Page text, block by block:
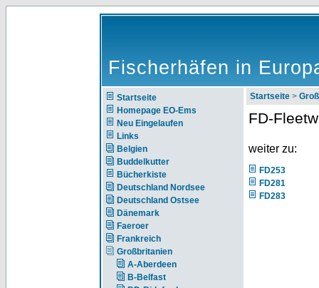
Fischerhäfen in
Startseite
Homepage EO-Ems
Neu Eingelaufen
Links
Belgien
Buddelkutter
Bücherkiste
Deutschland Nordsee
Deutschland Ostsee
Dänemark
Faeroer
Frankreich
Großbritanien
A-Aberdeen
B-Belfast
Startseite >
FD-
weiter zu:
FD253
FD281
FD283